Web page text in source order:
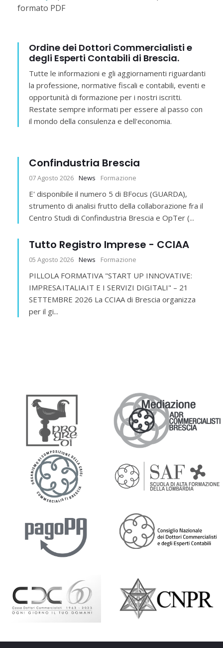
formato PDF
Ordine dei Dottori Commercialisti e
degli Esperti Contabili di Brescia.
Tutte le informazioni e gli aggiornamenti riguardanti
la professione, normative fiscali e contabili, eventi e
opportunità di formazione per i nostri iscritti.
Restate sempre informati per essere al passo con
il mondo della consulenza e dell'economia.
Confindustria Brescia
07 Agosto 2026 News Formazione
E' disponibile il numero 5 di BFocus (GUARDA),
strumento di analisi frutto della collaborazione fra il
Centro Studi di Confindustria Brescia e OpTer (...
Tutto Registro Imprese - CCIAA
05 Agosto 2026 News Formazione
PILLOLA FORMATIVA "START UP INNOVATIVE:
IMPRESA.ITALIA.IT E I SERVIZI DIGITALI" – 21
SETTEMBRE 2026 La CCIAA di Brescia organizza
per il gi...